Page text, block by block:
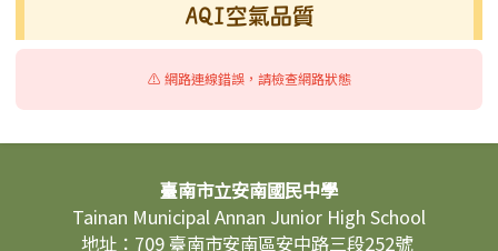
AQI空氣品質
⚠️ 網路連線錯誤，請檢查網路狀態
頁尾區域內容臺南市立安南國民中學
Tainan Municipal Annan Junior High School
地址：709 臺南市安南區安中路三段252號